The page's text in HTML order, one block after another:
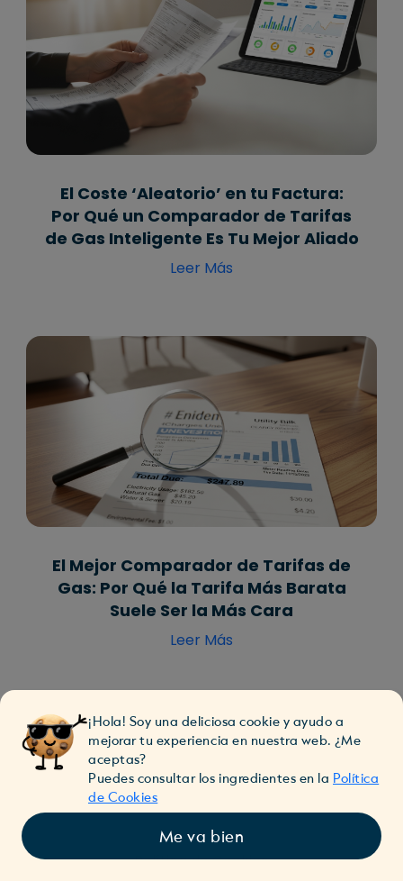
El Coste ‘Aleatorio’ en tu Factura:
Por Qué un Comparador de Tarifas
de Gas Inteligente Es Tu Mejor Aliado
Leer Más
El Mejor Comparador de Tarifas de
Gas: Por Qué la Tarifa Más Barata
Suele Ser la Más Cara
Leer Más
📖 Ir al Blog
Política de Cookies
¡Hola! Soy una deliciosa cookie y ayudo a
mejorar tu experiencia en nuestra web. ¿Me
aceptas?
Puedes consultar los ingredientes en la Política
de Cookies
Me va bien